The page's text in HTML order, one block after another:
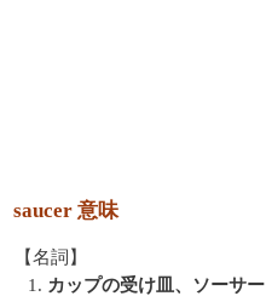
saucer 意味
【名詞】
1. カップの受け皿、ソーサー